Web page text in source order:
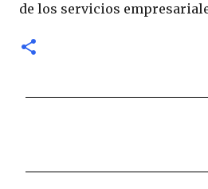
de los servicios